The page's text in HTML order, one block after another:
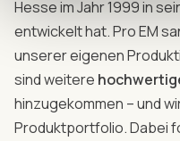
Hesse im Jahr 1999 in
entwickelt hat. Pro EM
unserer eigenen
sind weitere
hinzugekommen – und
Produktportfolio. Dabei